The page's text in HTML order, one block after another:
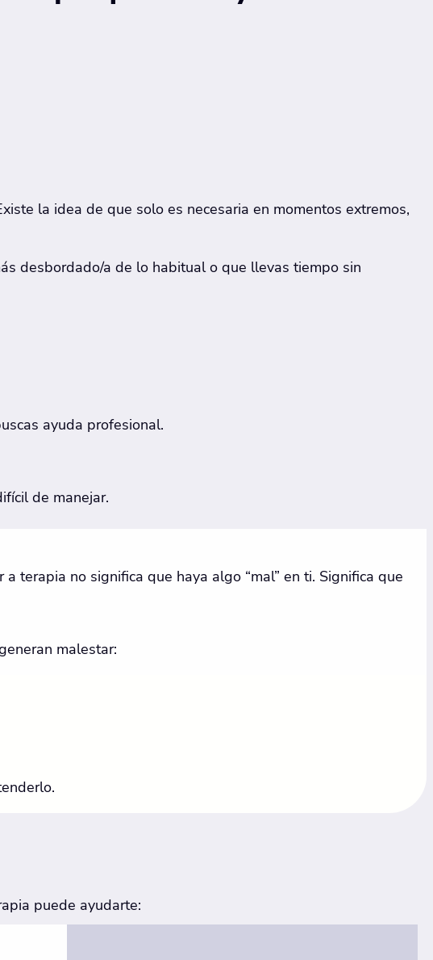
la idea de que solo es necesaria en momentos extremos,
desbordado/a de lo habitual o que llevas tiempo sin
ayuda profesional.
de manejar.
terapia no significa que haya algo “mal” en ti. Significa que
malestar:
puede ayudarte: